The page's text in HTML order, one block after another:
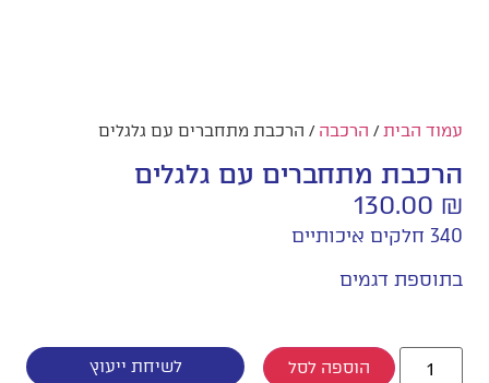
עמוד הבית/ הרכבה / הרכבת מתחברים עם גלגלים
הרכבת מתחברים עם גלגלים
130.00 ₪
340 חלקים איכותיים
בתוספת דגמים
הוספה לסל לשיחת ייעוץ